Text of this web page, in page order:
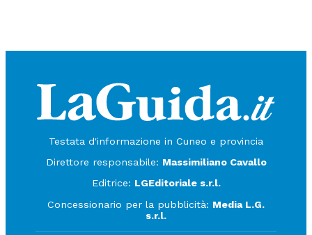
Testata d'informazione in Cuneo e provincia
Direttore responsabile: Massimiliano Cavallo
Editrice: LGEditoriale s.r.l.
Concessionario per la pubblicità: Media L.G.
s.r.l.